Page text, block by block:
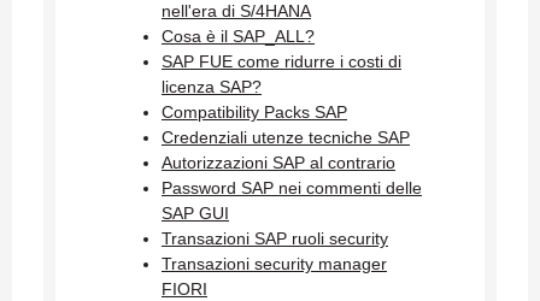
nell'era di S/4HANA
Cosa è il SAP_ALL?
SAP FUE come ridurre i costi di
licenza SAP?
Compatibility Packs SAP
Credenziali utenze tecniche SAP
Autorizzazioni SAP al contrario
Password SAP nei commenti delle
SAP GUI
Transazioni SAP ruoli security
Transazioni security manager
FIORI